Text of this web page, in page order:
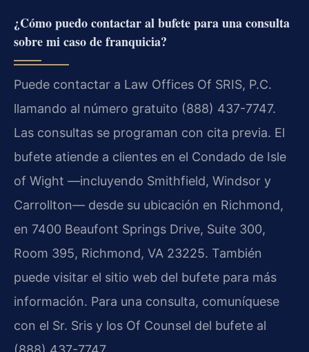
¿Cómo puedo contactar al bufete para una consulta
sobre mi caso de franquicia?
Puede contactar a Law Offices Of SRIS, P.C.
llamando al número gratuito (888) 437-7747.
Las consultas se programan con cita previa. El
bufete atiende a clientes en el Condado de Isle
of Wight —incluyendo Smithfield, Windsor y
Carrollton— desde su ubicación en Richmond,
en 7400 Beaufont Springs Drive, Suite 300,
Room 395, Richmond, VA 23225. También
puede visitar el sitio web del bufete para más
información. Para una consulta, comuníquese
con el Sr. Sris y los Of Counsel del bufete al